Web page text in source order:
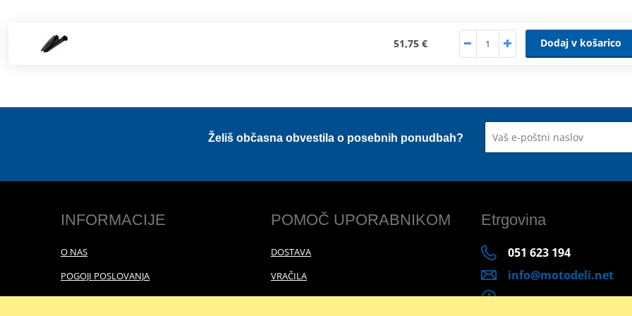
51,75 € Dodaj v košarico
Želiš občasna obvestila o posebnih ponudbah?
INFORMACIJE
O NAS
POGOJI POSLOVANJA
POLITIKA ZASEBNOSTI
POMOČ UPORABNIKOM
DOSTAVA
VRAČILA
Etrgovina
051 623 194
info@motodeli.net